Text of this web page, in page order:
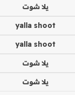
يلا شوت
yalla shoot
yalla shoot
يلا شوت
يلا شوت